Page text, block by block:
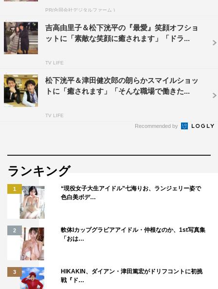
PR(合同会社デジタルファーム )
吉高由里子＆松下洸平の『最愛』笑顔オフショ
ットに「素敵な笑顔に癒されます」「ドラ...
TV LIFE
松下洸平＆津田健次郎の朗らかスマイルショッ
トに「癒されます」「そんな職場で働きた...
TV LIFE
Recommended by
ランキング
1
“現役女子大生アイドル”七海りお、ランジェリー姿で
色白美ボデ…
2
軟体Iカップグラビアアイドル・仲根なのか、1st写真集
「おは…
3
HIKAKIN、ダイアン・津田篤宏がドリフコントに初挑
戦『ド…